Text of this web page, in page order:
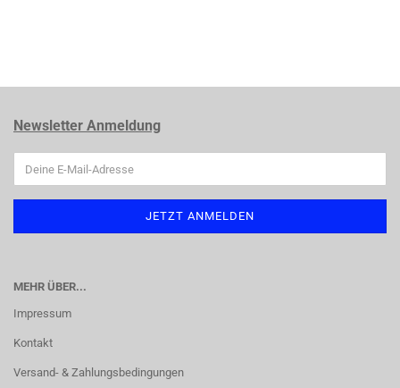
Newsletter Anmeldung
MEHR ÜBER...
Impressum
Kontakt
Versand- & Zahlungsbedingungen